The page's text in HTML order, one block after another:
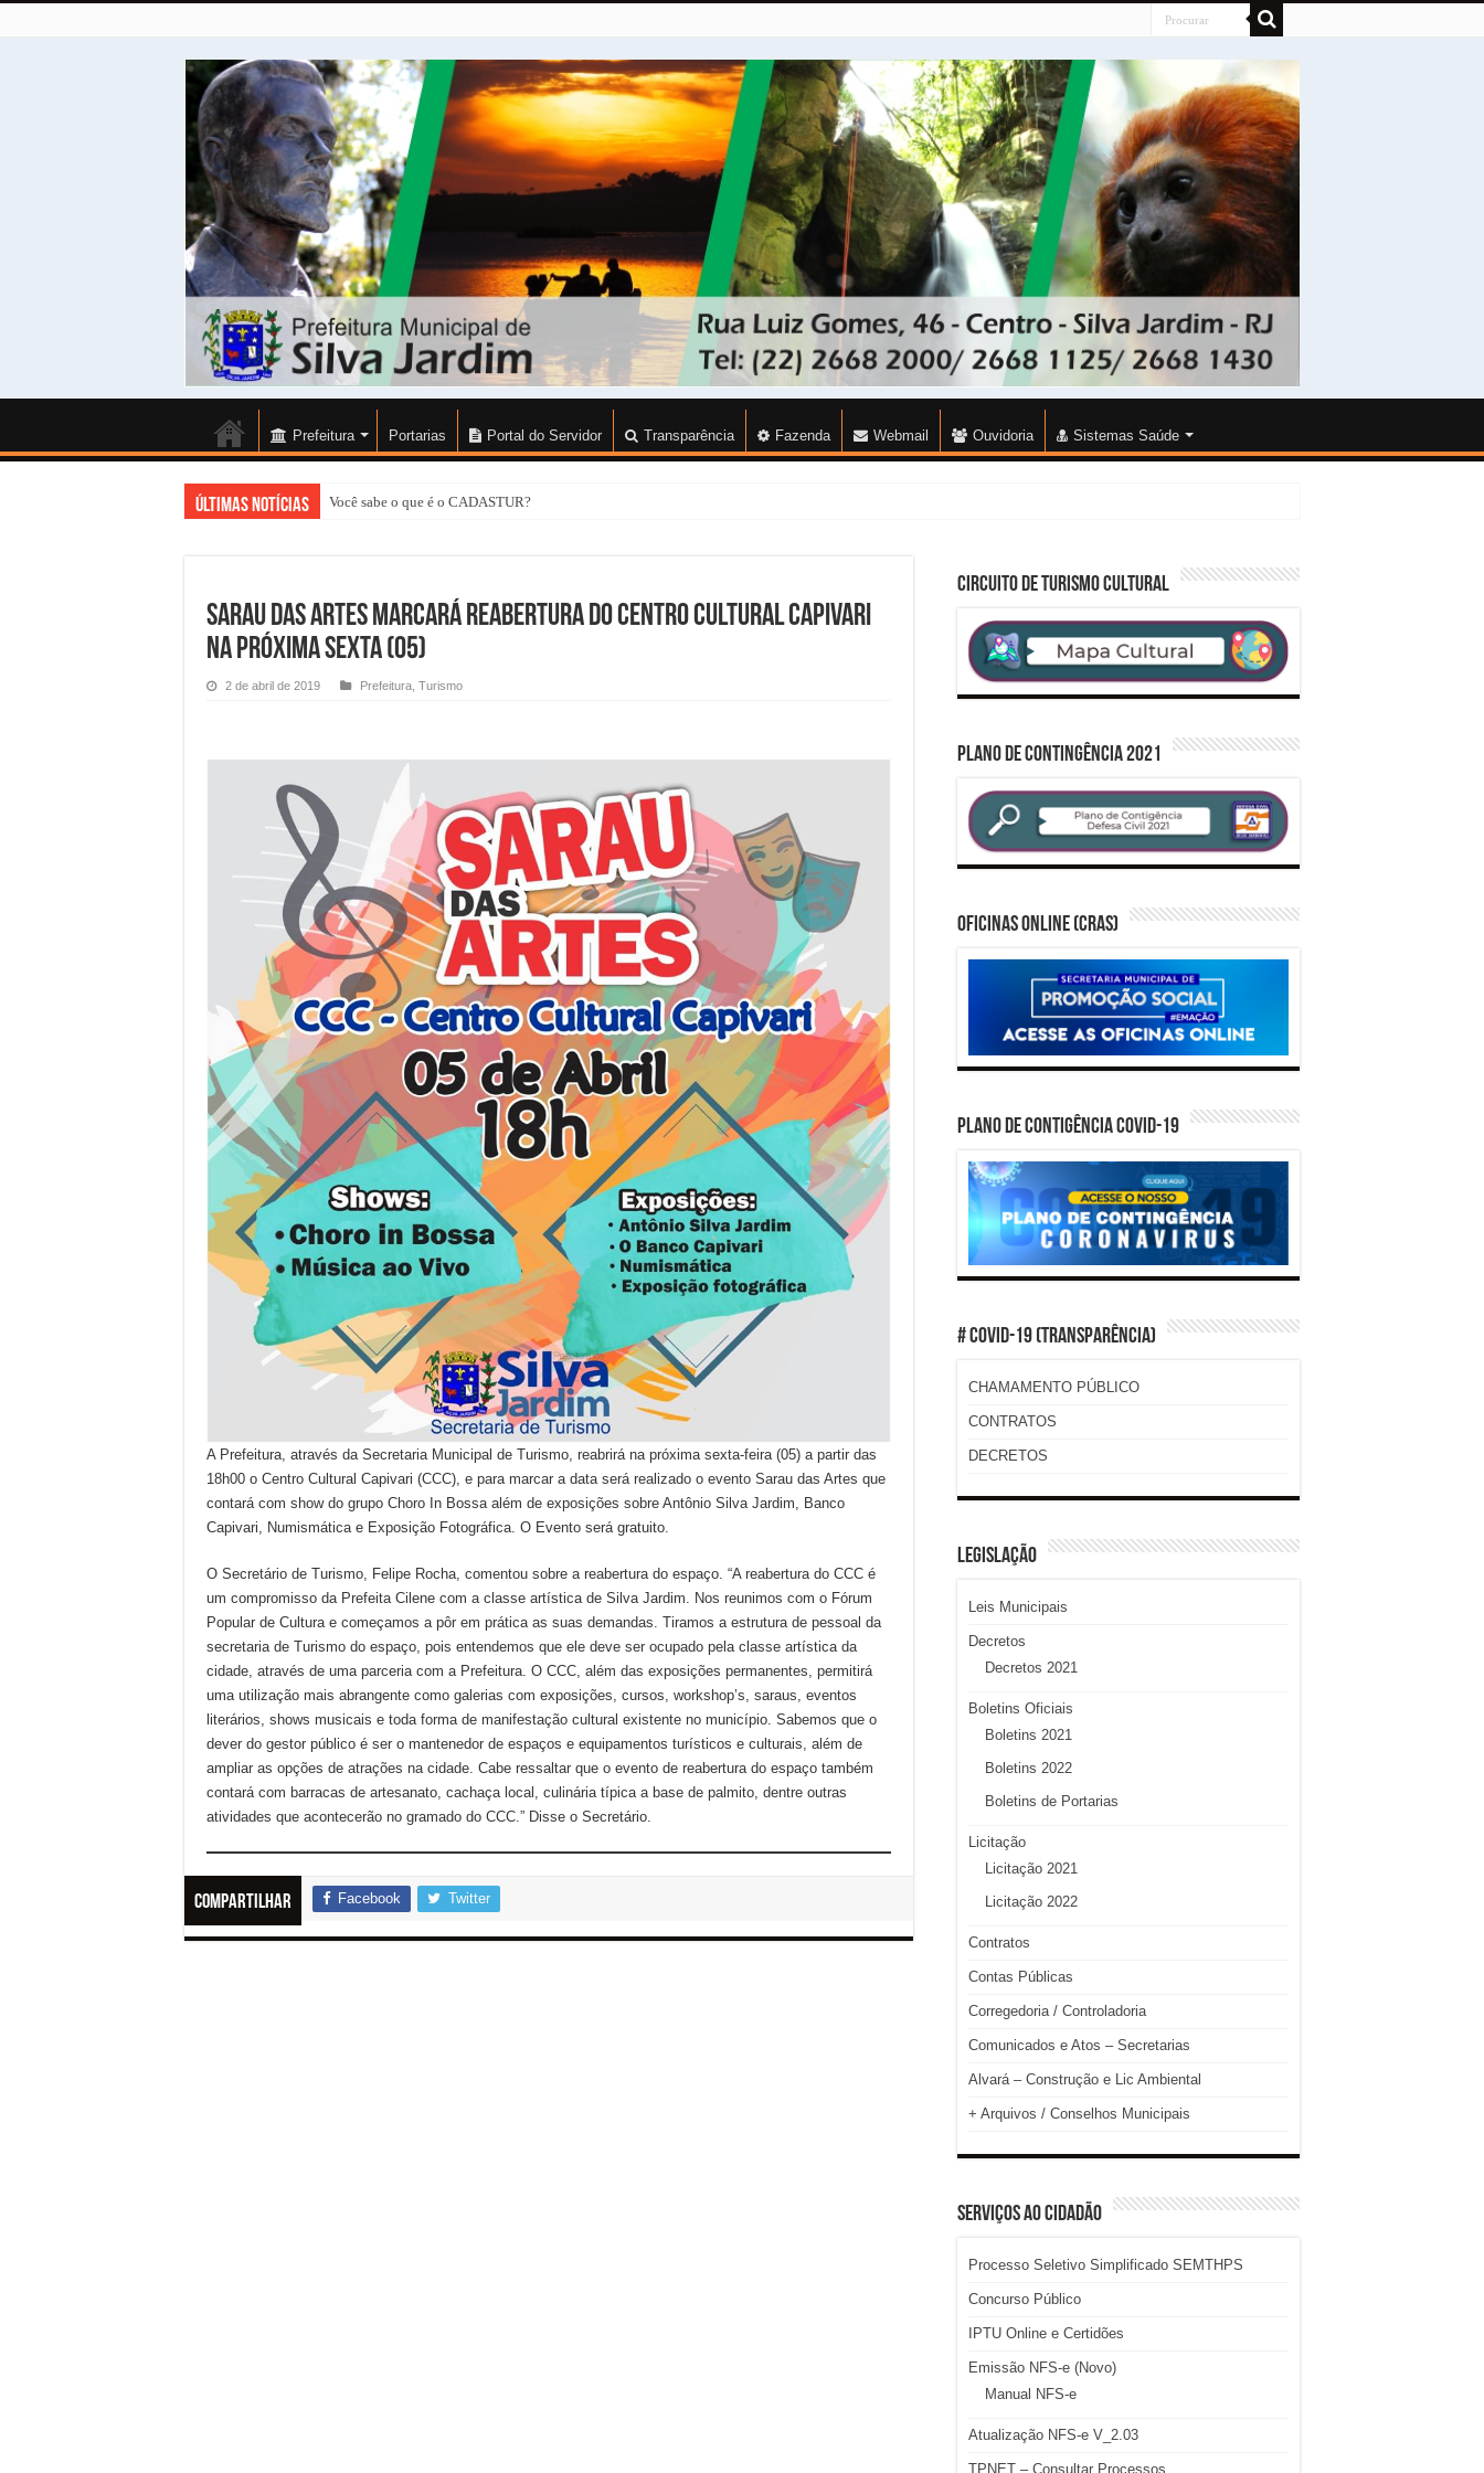
Prefeitura Portarias Portal do Servidor Transparência Fazenda Webmail Ouvidoria Sistemas Saúde
Últimas Notícias Você sabe o que é o CADASTUR?
Sarau das Artes marcará Reabertura do Centro Cultural Capivari
na próxima Sexta (05)
2 de abril de 2019 Prefeitura Turismo
A Prefeitura, através da Secretaria Municipal de Turismo, reabrirá na próxima sexta-feira (05) a partir das
18h00 o Centro Cultural Capivari (CCC), e para marcar a data será realizado o evento Sarau das Artes que
contará com show do grupo Choro In Bossa além de exposições sobre Antônio Silva Jardim, Banco
Capivari, Numismática e Exposição Fotográfica. O Evento será gratuito.
O Secretário de Turismo, Felipe Rocha, comentou sobre a reabertura do espaço. “A reabertura do CCC é
um compromisso da Prefeita Cilene com a classe artística de Silva Jardim. Nos reunimos com o Fórum
Popular de Cultura e começamos a pôr em prática as suas demandas. Tiramos a estrutura de pessoal da
secretaria de Turismo do espaço, pois entendemos que ele deve ser ocupado pela classe artística da
cidade, através de uma parceria com a Prefeitura. O CCC, além das exposições permanentes, permitirá
uma utilização mais abrangente como galerias com exposições, cursos, workshop’s, saraus, eventos
literários, shows musicais e toda forma de manifestação cultural existente no município. Sabemos que o
dever do gestor público é ser o mantenedor de espaços e equipamentos turísticos e culturais, além de
ampliar as opções de atrações na cidade. Cabe ressaltar que o evento de reabertura do espaço também
contará com barracas de artesanato, cachaça local, culinária típica a base de palmito, dentre outras
atividades que acontecerão no gramado do CCC.” Disse o Secretário.
Compartilhar Facebook Twitter
CIRCUITO DE TURISMO CULTURAL
PLANO DE CONTINGÊNCIA 2021
Oficinas Online (CRAS)
PLANO DE CONTIGÊNCIA COVID-19
# COVID-19 (TRANSPARÊNCIA)
CHAMAMENTO PÚBLICO
CONTRATOS
DECRETOS
LEGISLAÇÃO
Leis Municipais
Decretos
Decretos 2021
Boletins Oficiais
Boletins 2021
Boletins 2022
Boletins de Portarias
Licitação
Licitação 2021
Licitação 2022
Contratos
Contas Públicas
Corregedoria / Controladoria
Comunicados e Atos – Secretarias
Alvará – Construção e Lic Ambiental
+ Arquivos / Conselhos Municipais
SERVIÇOS AO CIDADÃO
Processo Seletivo Simplificado SEMTHPS
Concurso Público
IPTU Online e Certidões
Emissão NFS-e (Novo)
Manual NFS-e
Atualização NFS-e V_2.03
TPNET – Consultar Processos